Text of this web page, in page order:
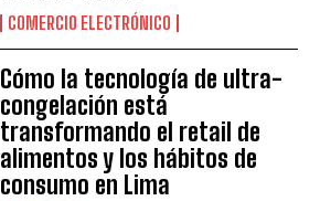
COMERCIO ELECTRÓNICO
Cómo la tecnología de ultra-
congelación está
transformando el retail de
alimentos y los hábitos de
consumo en Lima